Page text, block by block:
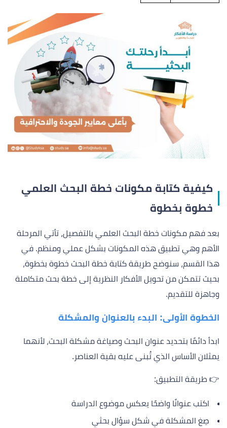
كيفية كتابة مكونات خطة البحث العلمي
خطوة بخطوة
بعد فهم مكونات خطة البحث العلمي بالتفصيل، تأتي المرحلة
الأهم وهي تطبيق هذه المكونات بشكل عملي ومنظم. في
هذا القسم، سنوضح طريقة كتابة خطة البحث خطوة بخطوة،
بحيث تتمكن من تحويل الأفكار النظرية إلى خطة بحث متكاملة
وجاهزة للتقديم.
الخطوة الأولى: البدء بالعنوان والمشكلة
ابدأ دائمًا بتحديد عنوان البحث وصياغة مشكلة البحث، لأنهما
يمثلان الأساس الذي تُبنى عليه بقية العناصر.
👉 طريقة التطبيق:
اكتب عنوانًا واضحًا يعكس موضوع الدراسة
صِغ المشكلة في شكل سؤال بحثي